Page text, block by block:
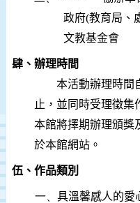
政府(教育局、
文教基金會
肆、辦理時間
本活動辦理時間
止，並同時受理徵集
本館將擇期辦理頒獎
於本館網站。
伍、作品類別
一、 具溫馨感人的愛